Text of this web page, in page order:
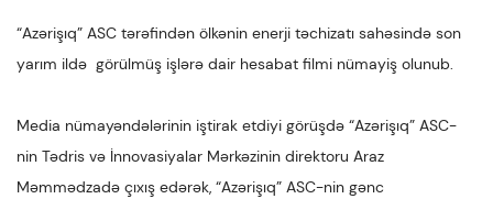
“Azərişıq” ASC tərəfindən ölkənin enerji təchizatı sahəsində son
yarım ildə görülmüş işlərə dair hesabat filmi nümayiş olunub.
Media nümayəndələrinin iştirak etdiyi görüşdə “Azərişıq” ASC-
nin Tədris və İnnovasiyalar Mərkəzinin direktoru Araz
Məmmədzadə çıxış edərək, “Azərişıq” ASC-nin gənc